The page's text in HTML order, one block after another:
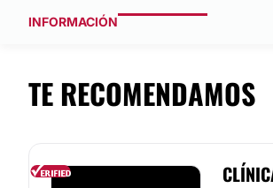
INFORMACIÓN
TE RECOMENDAMOS